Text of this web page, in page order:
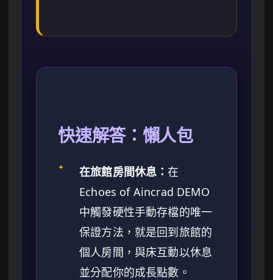
快速解答：懶人包
✦ 在旅館房間休息：在
Echoes of Aincrad DEMO
中觸發硬性手動存檔的唯一
保證方法，就是回到旅館的
個人房間，與床互動以休息
並分配你的成長點數。